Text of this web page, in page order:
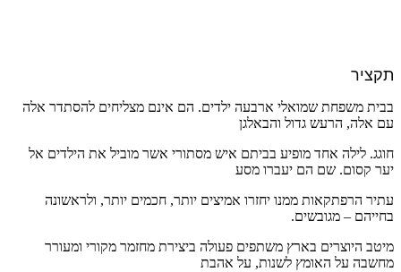
תקציר
בבית משפחת שמואלי ארבעה ילדים. הם אינם מצליחים להסתדר אלה
עם אלה, הרעש גדול והבאלגן
חוגג. לילה אחד מופיע בביתם איש מסתורי אשר מוביל את הילדים אל
יער קסום. שם הם יעברו מסע
עתיר הרפתקאות ממנו יחזרו אמיצים יותר, חכמים יותר, ולראשונה
בחייהם – מגובשים.
מיטב היוצרים בארץ משתפים פעולה ביצירת מחזמר מקורי ומעורר
מחשבה על האומץ לשנות, על אהבת